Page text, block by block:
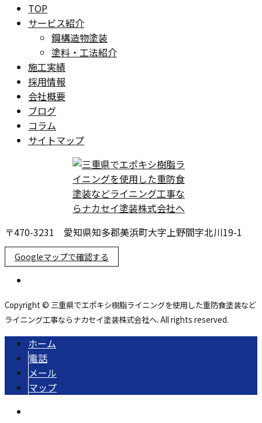
TOP
サービス紹介
鋼構造物塗装
塗料・工法紹介
施工実績
採用情報
会社概要
ブログ
コラム
サイトマップ
〒470-3231 愛知県知多郡美浜町大字上野間字北川19-1
Googleマップで確認する
Copyright © 三重県でエポキシ樹脂ライニングを使用した重防食塗装など
ライニング工事ならナカセイ塗装株式会社へ. All rights reserved.
ホーム
電話
メール
マップ